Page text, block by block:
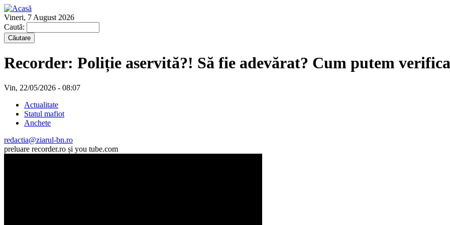
Vineri, 7 August 2026
Caută:
Recorder: Poliție aservită?! Să fie adevărat? Cum putem
Vin, 22/05/2026 - 08:07
Actualitate
Statul mafiot
Anchete
redactia@ziarul-bn.ro
preluare recorder.ro și you tube.com